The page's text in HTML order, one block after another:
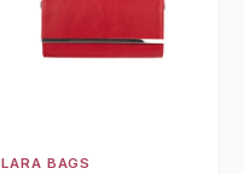
LARA BAGS